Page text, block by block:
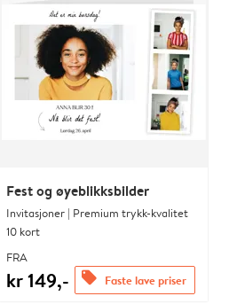
Fest og øyeblikksbilder
Invitasjoner | Premium trykk-kvalitet
10 kort
FRA
kr 149,- offers Faste lave priser